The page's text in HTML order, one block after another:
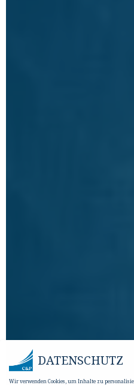
DATENSCHUTZ
Wir verwenden Cookies, um Inhalte zu